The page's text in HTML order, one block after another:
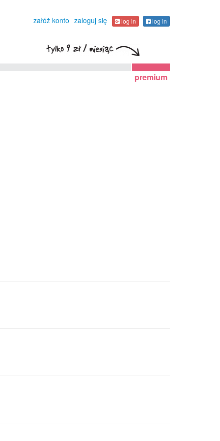
załóż konto zaloguj się log in log in
premium